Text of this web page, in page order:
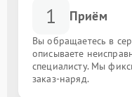
1 Приём
Вы обращаетесь в
описываете
специалисту. Мы
заказ-наряд.